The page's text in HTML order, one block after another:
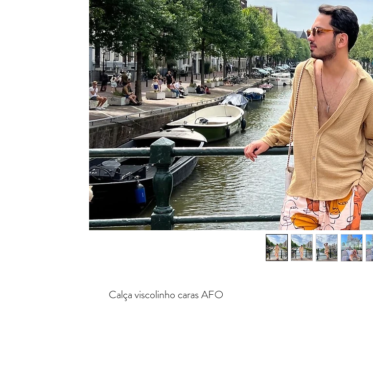
Calça viscolinho caras AFO